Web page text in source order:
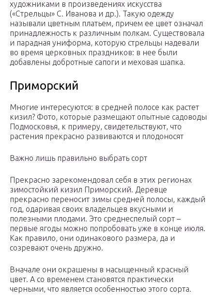
художниками в произведениях искусства
(«Стрельцы» С. Иванова и др.). Такую одежду
называли цветным платьем, причем ее цвет означал
принадлежность к различным полкам. Существовала
и парадная униформа, которую стрельцы надевали
во время церковных праздников: в нее были
добавлены добротные сапоги и меховая шапка.
Приморский
Многие интересуются: в средней полосе как растет
кизил? Фото, которые размещают опытные садоводы
Подмосковья, к примеру, свидетельствуют, что
растения прекрасно развиваются и плодоносят
Важно лишь правильно выбрать сорт
Прекрасно зарекомендовал себя в этих регионах
зимостойкий кизил Приморский. Деревце
прекрасно переносит зимы средней полосы, каждый
год, одаривая своих владельцев вкусными и
полезными плодами. Это среднеспелый сорт –
первые ягоды можно попробовать уже в конце июля.
Как правило, они одинакового размера, да и
созревают очень дружно.
Вначале они окрашены в насыщенный красный
цвет. А со временем становятся практически
черными, что является особенностью этого сорта.